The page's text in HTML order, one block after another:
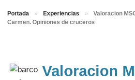
Portada » Experiencias »
Valoracion
Carmen. Opiniones de cruceros
Valoracion